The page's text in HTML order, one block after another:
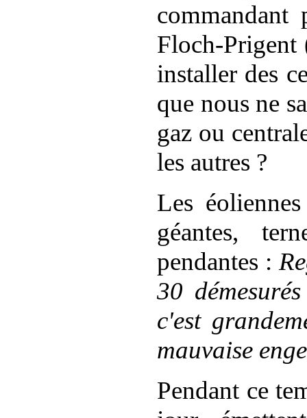
Floch-
installer des
que nous ne
gaz ou
les autres ?
Les
géantes,
pendantes :
30
c'est
mauvaise
Pendant ce